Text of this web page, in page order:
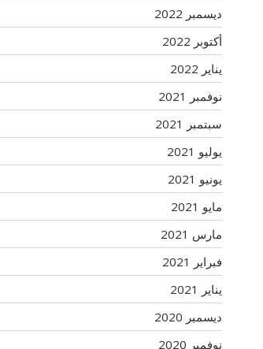
ديسمبر 2022
أكتوبر 2022
يناير 2022
نوفمبر 2021
سبتمبر 2021
يوليو 2021
يونيو 2021
مايو 2021
مارس 2021
فبراير 2021
يناير 2021
ديسمبر 2020
نوفمبر 2020